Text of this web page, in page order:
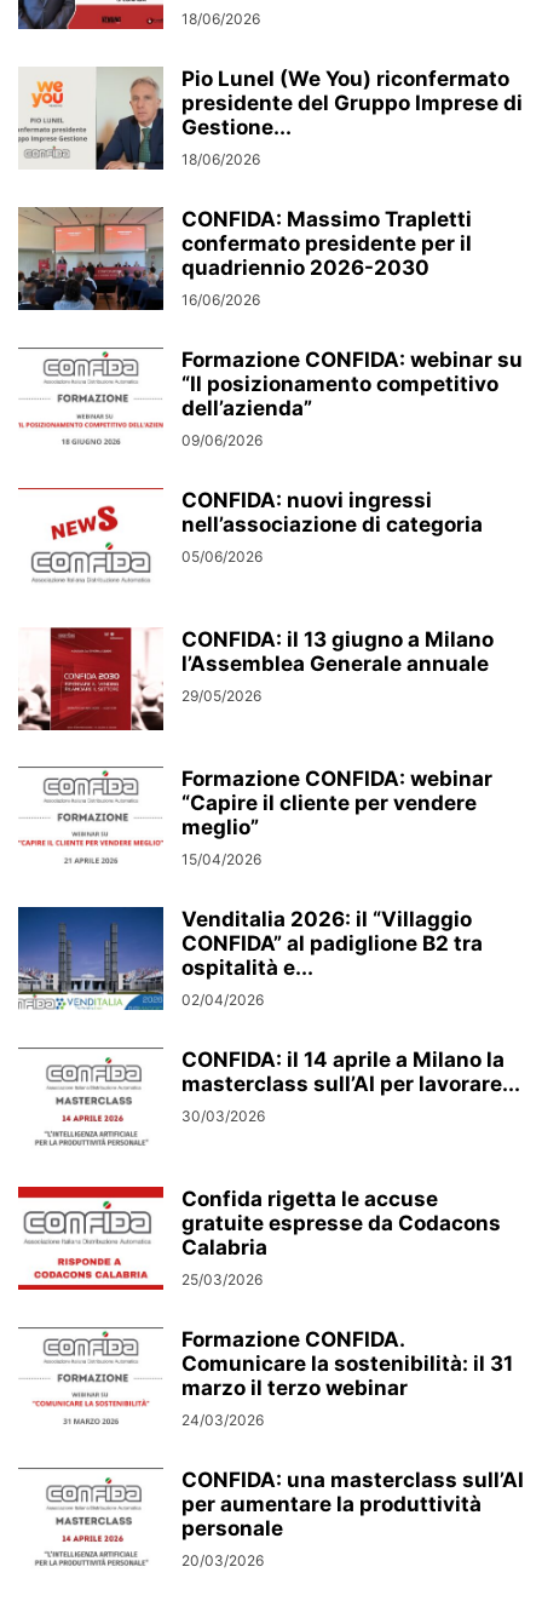
18/06/2026
Pio Lunel (We You) riconfermato
presidente del Gruppo Imprese di
Gestione...
18/06/2026
CONFIDA: Massimo Trapletti
confermato presidente per il
quadriennio 2026-2030
16/06/2026
Formazione CONFIDA: webinar su
“Il posizionamento competitivo
dell’azienda”
09/06/2026
CONFIDA: nuovi ingressi
nell’associazione di categoria
05/06/2026
CONFIDA: il 13 giugno a Milano
l’Assemblea Generale annuale
29/05/2026
Formazione CONFIDA: webinar
“Capire il cliente per vendere
meglio”
15/04/2026
Venditalia 2026: il “Villaggio
CONFIDA” al padiglione B2 tra
ospitalità e...
02/04/2026
CONFIDA: il 14 aprile a Milano la
masterclass sull’AI per lavorare...
30/03/2026
Confida rigetta le accuse
gratuite espresse da Codacons
Calabria
25/03/2026
Formazione CONFIDA.
Comunicare la sostenibilità: il 31
marzo il terzo webinar
24/03/2026
CONFIDA: una masterclass sull’AI
per aumentare la produttività
personale
20/03/2026